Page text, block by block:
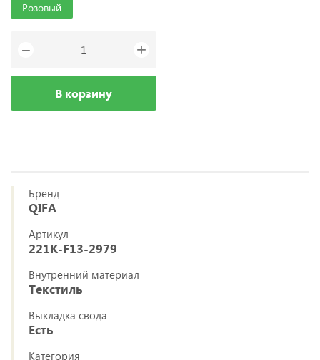
Розовый
− +
В корзину
Бренд
QIFA
Артикул
221K-F13-2979
Внутренний материал
Текстиль
Выкладка свода
Есть
Категория